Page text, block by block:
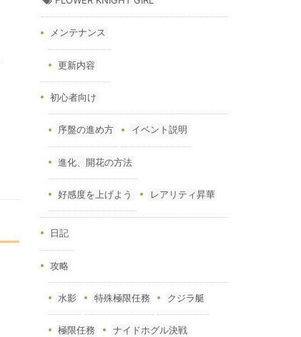
メンテナンス
更新内容
初心者向け
序盤の進め方 イベント説明
進化、開花の方法
好感度を上げよう レアリティ昇華
日記
攻略
水影 特殊極限任務 クジラ艇
極限任務 ナイドホグル決戦